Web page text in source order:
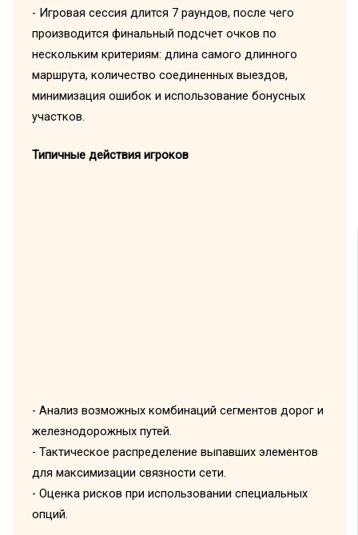
- Игровая сессия длится 7 раундов, после чего
производится финальный подсчет очков по
нескольким критериям: длина самого длинного
маршрута, количество соединенных выездов,
минимизация ошибок и использование бонусных
участков.
Типичные действия игроков
- Анализ возможных комбинаций сегментов дорог и
железнодорожных путей.
- Тактическое распределение выпавших элементов
для максимизации связности сети.
- Оценка рисков при использовании специальных
опций.